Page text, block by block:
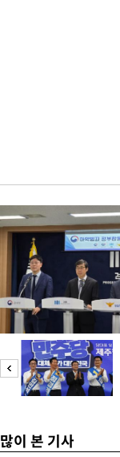
많이 본 기사